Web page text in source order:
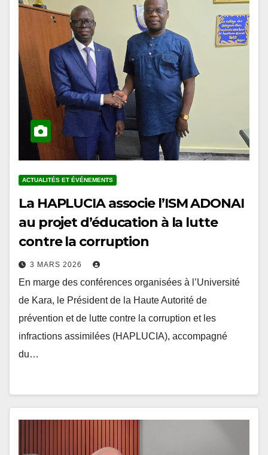
La HAPLUCIA associe l’ISM ADONAI
au projet d’éducation à la lutte
contre la corruption
En marge des conférences organisées à l’Université
de Kara, le Président de la Haute Autorité de
prévention et de lutte contre la corruption et les
infractions assimilées (HAPLUCIA), accompagné
du…